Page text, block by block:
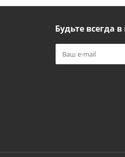
Будьте всегда в